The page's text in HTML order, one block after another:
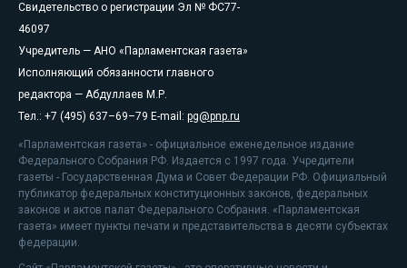
Свидетельство о регистрации Эл № ФС77-
46097
Учредитель — АНО «Парламентская газета»
Исполняющий обязанности главного
редактора — Абдуллаев М.Р.
Тел.: +7 (495) 637–69–79 E-mail: pg@pnp.ru
«Парламентская газета» - официальное еженедельное издание
Федерального Собрания РФ. Издается с 1997 года. Учредители
газеты - Государственная Дума и Совет Федерации РФ. Официальный
публикатор федеральных конституционных законов, федеральных
законов и актов палат Федерального Собрания. «Парламентская
газета» имеет пункты печати и представительства в десяти субъектах
федерации.